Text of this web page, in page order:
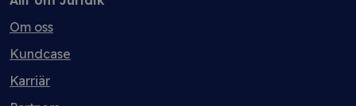
Om oss
Kundcase
Karriär